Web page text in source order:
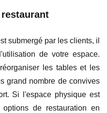
submergé par les clients, il
de votre espace.
les tables et les
grand nombre de convives
Si l'espace physique est
options de restauration en